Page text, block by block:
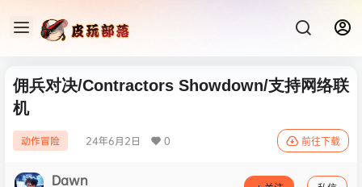
佣兵对决/Contractors Showdown/支持网络联
机
动作冒险 24年6月2日 0 前往下载
Dawn